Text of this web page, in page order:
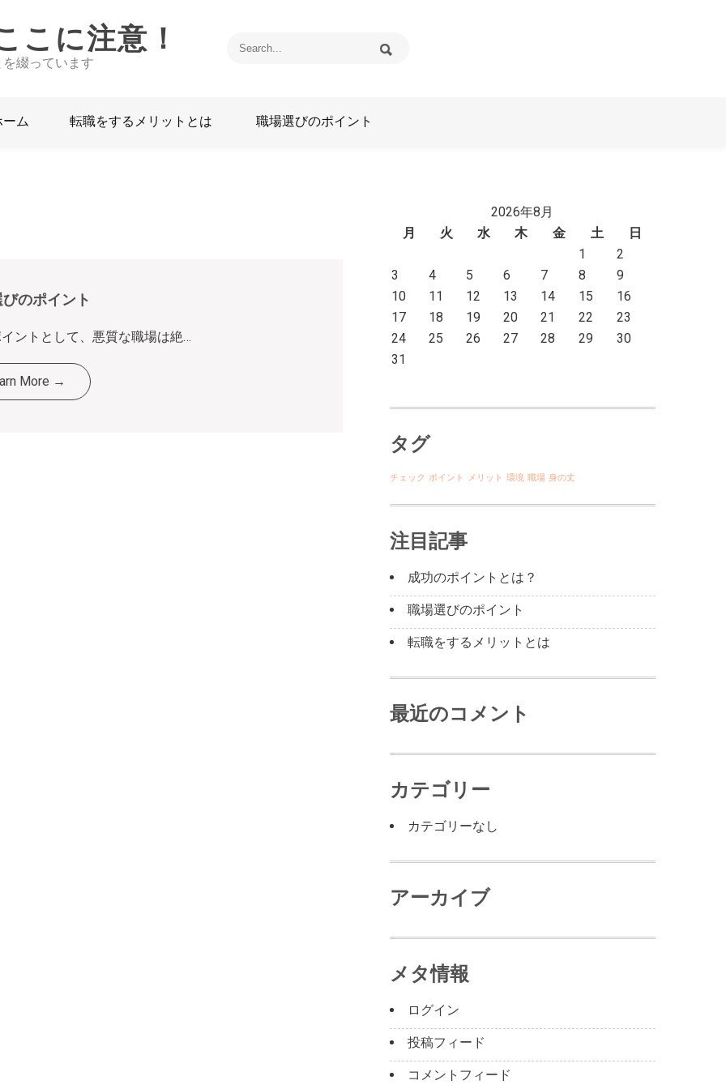
こに注意！
綴っています
ーム 転職をするメリットとは 職場選びのポイント
のポイント
ントとして、悪質な職場は絶…
More →
2026年8月
月
火 水 木 金 土
日
1
2
3
4 5 6 7 8
9
10
11 12 13 14 15
16
17
18 19 20 21 22
23
24
25 26 27 28 29
30
31
タグ
チェック ポイント メリット 環境 職場 身の丈
注目記事
成功のポイントとは？
職場選びのポイント
転職をするメリットとは
最近のコメント
カテゴリー
カテゴリーなし
アーカイブ
メタ情報
ログイン
投稿フィード
コメントフィード